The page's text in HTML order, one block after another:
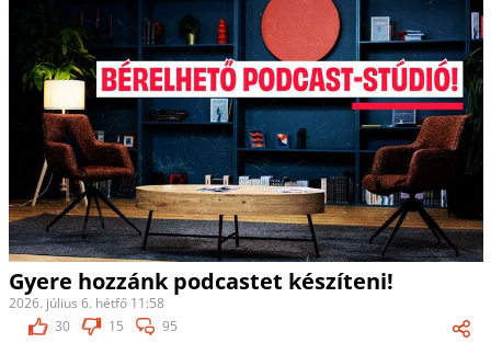
Gyere hozzánk podcastet készíteni!
2026. július 6. hétfő 11:58
30
15 95